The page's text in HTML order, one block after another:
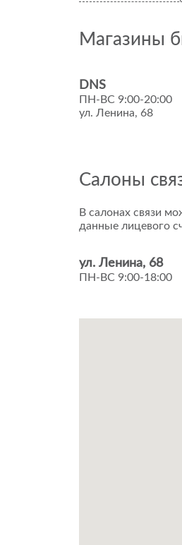
Магазины
DNS
ПН-ВС 9:00-20:00
ул. Ленина, 68
Салоны
В салонах связи
данные лицевого
ул. Ленина, 68
ПН-ВС 9:00-18:00